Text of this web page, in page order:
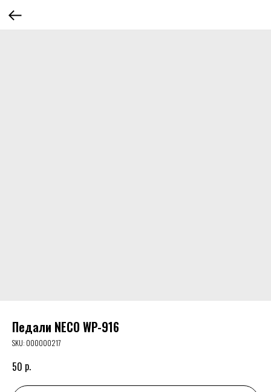
Педали NECO WP-916
SKU: 000000217
50 р.